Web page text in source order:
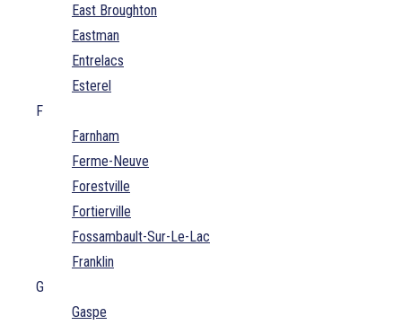
East Broughton
Eastman
Entrelacs
Esterel
F
Farnham
Ferme-Neuve
Forestville
Fortierville
Fossambault-Sur-Le-Lac
Franklin
G
Gaspe